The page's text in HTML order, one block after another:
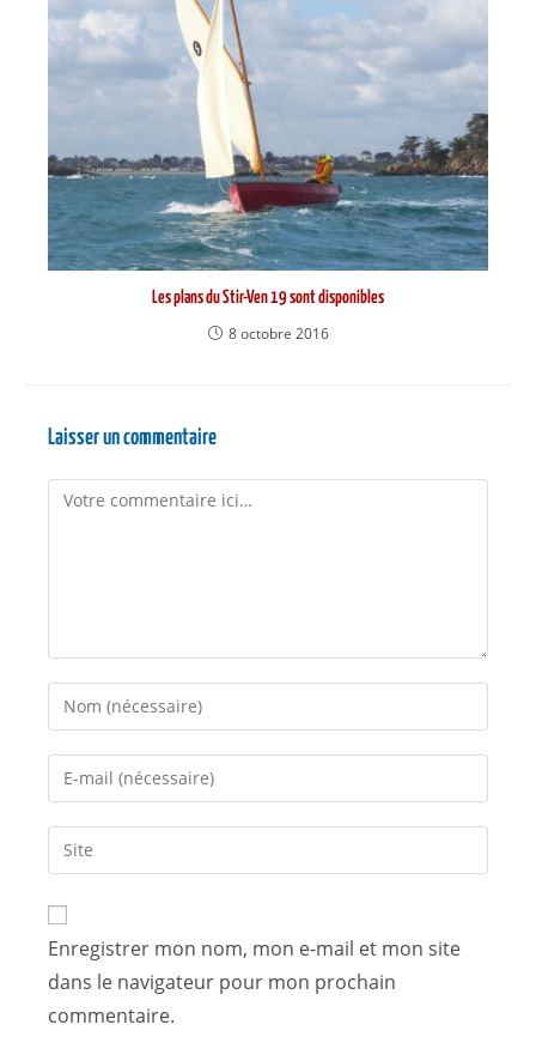
Les plans du Stir-Ven 19 sont disponibles
8 octobre 2016
Laisser un commentaire
Enregistrer mon nom, mon e-mail et mon site
dans le navigateur pour mon prochain
commentaire.